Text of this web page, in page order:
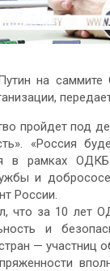
на
пройдет под
«Россия
в рамках
и
России.
что за 10 лет
и
— участниц